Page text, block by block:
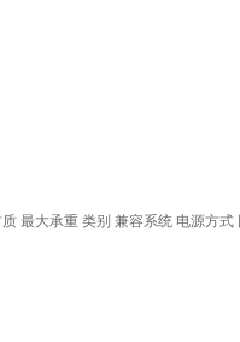
最大承重 类别 兼容系统 电源方式